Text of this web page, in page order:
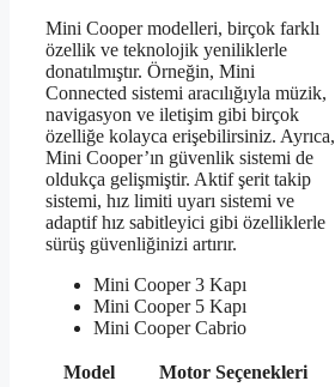
Mini Cooper modelleri, birçok farklı
özellik ve teknolojik yeniliklerle
donatılmıştır. Örneğin, Mini
Connected sistemi aracılığıyla müzik,
navigasyon ve iletişim gibi birçok
özelliğe kolayca erişebilirsiniz. Ayrıca,
Mini Cooper’ın güvenlik sistemi de
oldukça gelişmiştir. Aktif şerit takip
sistemi, hız limiti uyarı sistemi ve
adaptif hız sabitleyici gibi özelliklerle
sürüş güvenliğinizi artırır.
Mini Cooper 3 Kapı
Mini Cooper 5 Kapı
Mini Cooper Cabrio
Model
Motor Seçenekleri